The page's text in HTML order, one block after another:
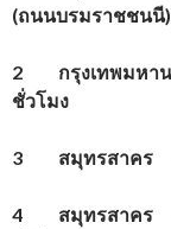
(ถนนบรมราชชนนี)
2 กรุงเทพมห
ชั่วโมง
3 สมุทรสาคร
4 สมุทรสาคร